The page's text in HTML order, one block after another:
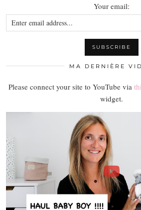
Your email:
MA DERNIÈRE
Please connect your site to YouTube via
widget.